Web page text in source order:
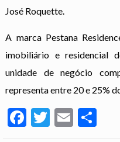
José Roquette.
A marca Pestana
imobiliário e residencial
unidade de negócio
representa entre 20 e 25%
Facebook
Twitter
Email